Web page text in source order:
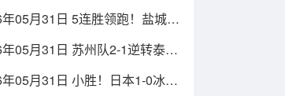
门
05月31日 5连胜领跑！盐城队
05月31日 苏州队2-1逆转泰州
05月31日 小胜！日本1-0冰岛